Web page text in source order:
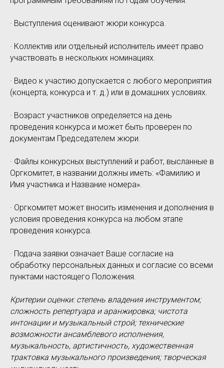
· Выступления оценивают жюри конкурса.
· Коллектив или отдельный исполнитель имеет право
участвовать в нескольких номинациях.
· Видео к участию допускается с любого мероприятия
(концерта, конкурса и т. д.) или в домашних условиях.
· Возраст участников определяется на день
проведения конкурса и может быть проверен по
документам Председателем жюри.
· Файлы конкурсных выступлений и работ, высланные в
Оргкомитет, в названии должны иметь: «Фамилию и
Имя участника и Название номера».
· Оргкомитет может вносить изменения и дополнения в
условия проведения конкурса на любом этапе
проведения конкурса.
· Подача заявки означает Ваше согласие на
обработку персональных данных и согласие со всеми
пунктами настоящего Положения.
Критерии оценки: степень владения инструментом;
сложность репертуара и аранжировка; чистота
интонации и музыкальный строй; технические
возможности ансамблевого исполнения,
музыкальность, артистичность, художественная
трактовка музыкального произведения; творческая